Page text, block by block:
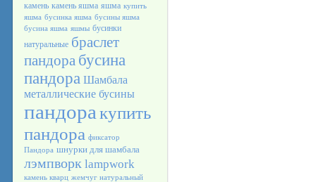
камень камень яшма яшма купить
яшма бусинка яшма бусины яшма
бусина яшма яшмы бусинки
натуральные браслет
пандора бусина
пандора Шамбала
металлические бусины
пандора купить
пандора фиксатор
Пандора шнурки для шамбала
лэмпворк lampwork
камень кварц жемчуг натуральный